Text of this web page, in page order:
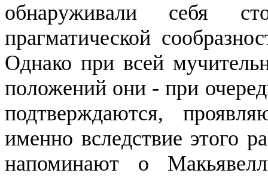
об­наруживали себя
прагматиче­ской
Однако при всей
положений они - при
подтвер­ждаются,
именно вслед­ствие этого
напоминают о